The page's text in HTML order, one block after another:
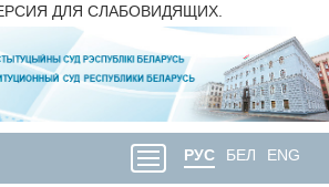
ДЛЯ СЛАБОВИДЯЩИХ.
РУС БЕЛ ENG